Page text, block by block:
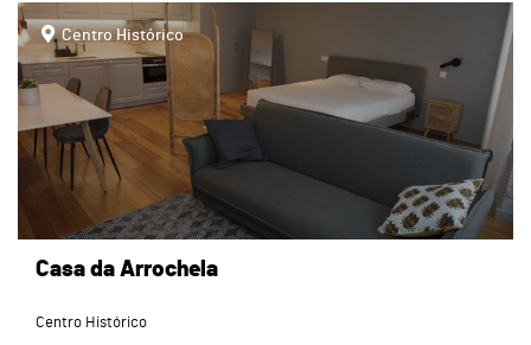
page
Centro Histórico
Casa da Arrochela
Centro Histórico